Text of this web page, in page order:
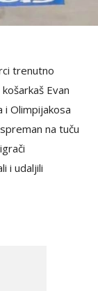
trenutno
Evan
i Olimpijakosa
na tuču
i udaljili